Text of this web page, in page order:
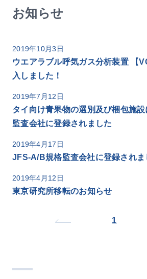
お知らせ
2019年10月3日
ウエアラブル呼気ガス分析装置 【
入しました！
2019年7月12日
タイ向け青果物の選別及び梱包施
監査会社に登録されました
2019年4月17日
JFS-A/B規格監査会社に登録されま
2019年4月12日
東京研究所移転のお知らせ
1